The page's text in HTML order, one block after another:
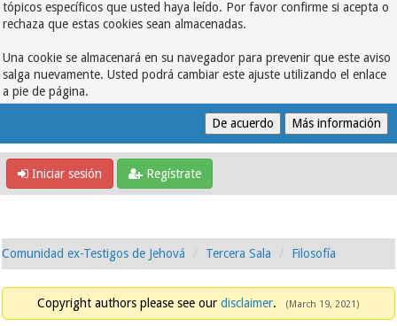
tópicos específicos que usted haya leído. Por favor confirme si acepta o
rechaza que estas cookies sean almacenadas.
Una cookie se almacenará en su navegador para prevenir que este aviso
salga nuevamente. Usted podrá cambiar este ajuste utilizando el enlace
a pie de página.
Iniciar sesión Regístrate
Comunidad ex-Testigos de Jehová Tercera Sala Filosofía
Copyright authors please see our disclaimer. (March 19, 2021)